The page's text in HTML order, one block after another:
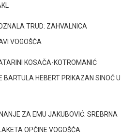
TRUD: ZAHVALNICA
VOGOŠĆA
KOSAČA-KOTROMANIĆ
BARTULA HEBERT PRIKAZAN SINOĆ U
ZA EMU JAKUBOVIĆ: SREBRNA
OPĆINE VOGOŠĆA